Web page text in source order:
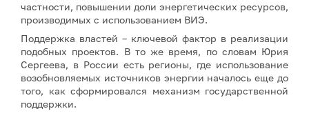
частности, повышении доли энергетических ресурсов,
производимых с использованием ВИЭ.
Поддержка властей – ключевой фактор в реализации
подобных проектов. В то же время, по словам Юрия
Сергеева, в России есть регионы, где использование
возобновляемых источников энергии началось еще до
того, как сформировался механизм государственной
поддержки.